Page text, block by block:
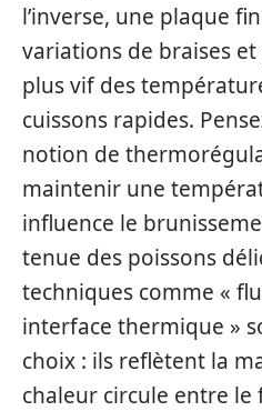
l’inverse, une plaque
variations de braises
plus vif des
cuissons rapides.
notion de
maintenir une
influence le
tenue des poissons
techniques comme «
interface thermique »
choix : ils reflètent la
chaleur circule entre le